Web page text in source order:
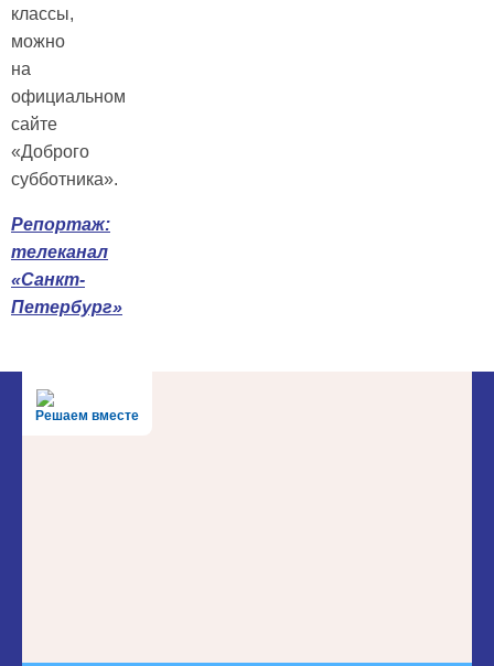
классы,
можно
на
официальном
сайте
«Доброго
субботника».
Репортаж:
телеканал
«Санкт-
Петербург»
Решаем вместе